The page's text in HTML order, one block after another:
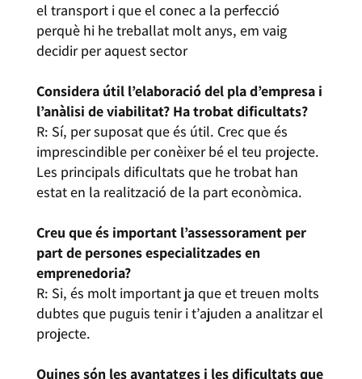
el transport i que el conec a la perfecció
perquè hi he treballat molt anys, em vaig
decidir per aquest sector
Considera útil l’elaboració del pla d’empresa i
l’anàlisi de viabilitat? Ha trobat dificultats?
R: Sí, per suposat que és útil. Crec que és
imprescindible per conèixer bé el teu projecte.
Les principals dificultats que he trobat han
estat en la realització de la part econòmica.
Creu que és important l’assessorament per
part de persones especialitzades en
emprenedoria?
R: Si, és molt important ja que et treuen molts
dubtes que puguis tenir i t’ajuden a analitzar el
projecte.
Quines són les avantatges i les dificultats que